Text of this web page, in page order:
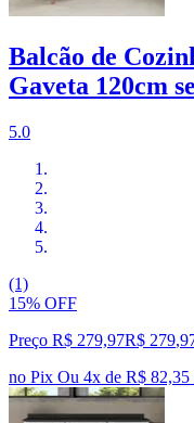
Balcão de
Gaveta 120cm
5.0
(1)
15% OFF
Preço R$ 279,97R$ 279,
no Pix Ou 4x de R$ 82,35